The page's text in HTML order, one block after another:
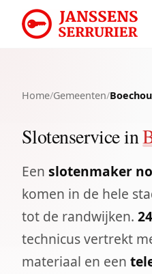
Home/Gemeenten/
Slotenservice in
Een slotenmaker
komen in de hele
tot de randwijken.
technicus vertrekt
materiaal en een